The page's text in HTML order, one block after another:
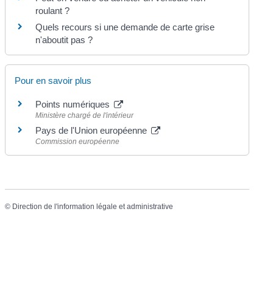
roulant ?
Quels recours si une demande de carte grise
n'aboutit pas ?
Pour en savoir plus
Points numériques
Ministère chargé de l'intérieur
Pays de l'Union européenne
Commission européenne
© Direction de l'information légale et administrative